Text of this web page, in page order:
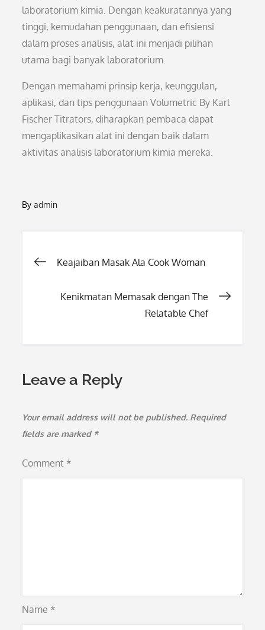
laboratorium kimia. Dengan keakuratannya yang
tinggi, kemudahan penggunaan, dan efisiensi
dalam proses analisis, alat ini menjadi pilihan
utama bagi banyak laboratorium.
Dengan memahami prinsip kerja, keunggulan,
aplikasi, dan tips penggunaan Volumetric By Karl
Fischer Titrators, diharapkan pembaca dapat
mengaplikasikan alat ini dengan baik dalam
aktivitas analisis laboratorium kimia mereka.
Byadmin
Post
navigation
Keajaiban Masak Ala Cook Woman
Kenikmatan Memasak dengan The
Relatable Chef
Leave a Reply
Your email address will not be published. Required
fields are marked *
Comment *
Name *